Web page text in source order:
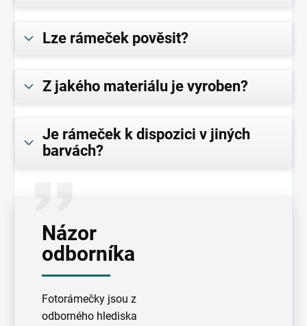
Lze rámeček pověsit?
Z jakého materiálu je vyroben?
Je rámeček k dispozici v jiných
barvách?
Názor
odborníka
Fotorámečky jsou z
odborného hlediska